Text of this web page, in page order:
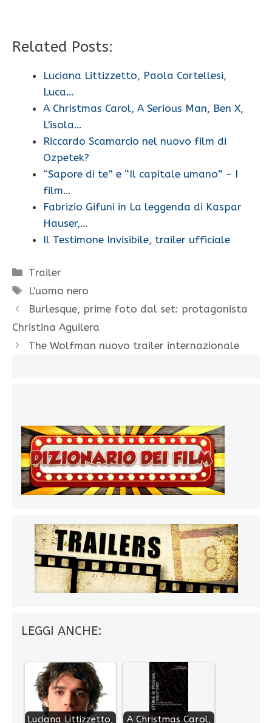
Related Posts:
Luciana Littizzetto, Paola Cortellesi,
Luca…
A Christmas Carol, A Serious Man, Ben X,
L'isola…
Riccardo Scamarcio nel nuovo film di
Ozpetek?
“Sapore di te” e “Il capitale umano” - I
film…
Fabrizio Gifuni in La leggenda di Kaspar
Hauser,…
Il Testimone Invisibile, trailer ufficiale
Categorie
Trailer
Tag
L'uomo nero
Burlesque, prime foto dal set: protagonista
Christina Aguilera
The Wolfman nuovo trailer internazionale
LEGGI ANCHE:
Luciana Littizzetto, A Christmas Carol,